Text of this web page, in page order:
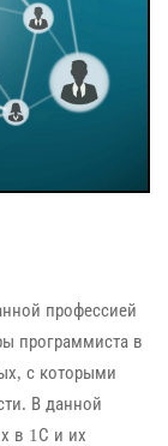
профессией
программиста в
с которыми
В данной
в 1С и их